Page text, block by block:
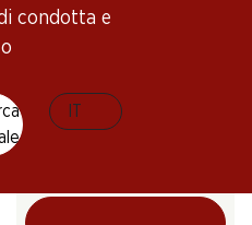
condotta e
77.20
Bottiglia: 3.25